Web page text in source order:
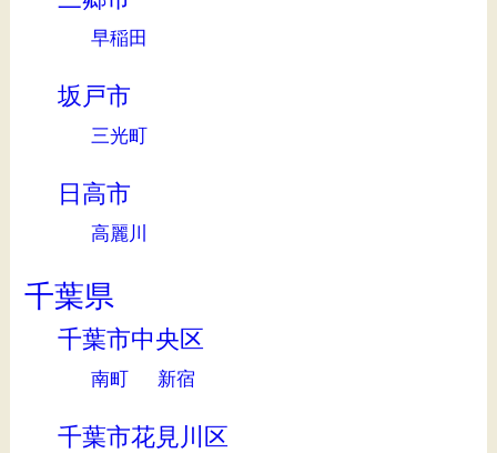
早稲田
坂戸市
三光町
日高市
高麗川
千葉県
千葉市中央区
南町 新宿
千葉市花見川区